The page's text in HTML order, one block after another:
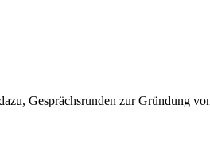
Gesprächsrunden zur Gründung